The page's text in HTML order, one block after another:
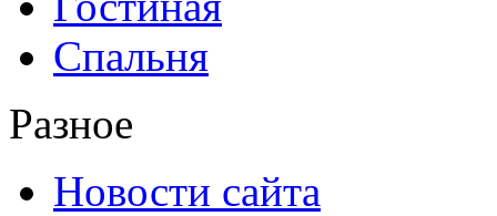
Спальня
Разное
Новости сайта